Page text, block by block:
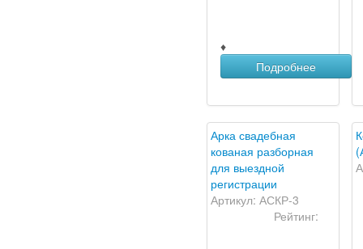
♦
Подробнее
Арка свадебная
кованая разборная
для выездной
регистрации
Артикул: АСКР-3
Рейтинг: